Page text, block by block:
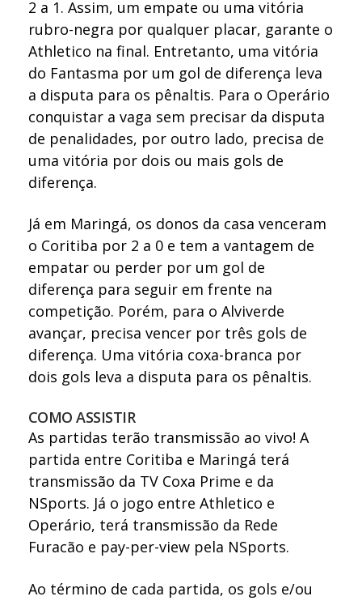
2 a 1. Assim, um empate ou uma vitória
rubro-negra por qualquer placar, garante o
Athletico na final. Entretanto, uma vitória
do Fantasma por um gol de diferença leva
a disputa para os pênaltis. Para o Operário
conquistar a vaga sem precisar da disputa
de penalidades, por outro lado, precisa de
uma vitória por dois ou mais gols de
diferença.
Já em Maringá, os donos da casa venceram
o Coritiba por 2 a 0 e tem a vantagem de
empatar ou perder por um gol de
diferença para seguir em frente na
competição. Porém, para o Alviverde
avançar, precisa vencer por três gols de
diferença. Uma vitória coxa-branca por
dois gols leva a disputa para os pênaltis.
COMO ASSISTIR
As partidas terão transmissão ao vivo! A
partida entre Coritiba e Maringá terá
transmissão da TV Coxa Prime e da
NSports. Já o jogo entre Athletico e
Operário, terá transmissão da Rede
Furacão e pay-per-view pela NSports.
Ao término de cada partida, os gols e/ou